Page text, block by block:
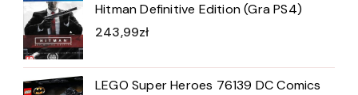
Hitman Definitive Edition (Gra PS4)
243,99zł
LEGO Super Heroes 76139 DC Comics